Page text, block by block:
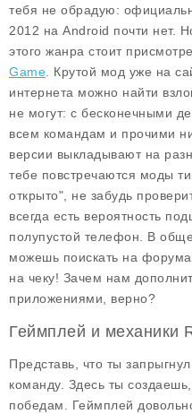
тебя не обрадую:
2012 на Android почти нет.
этого жанра стоит
Game . Крутой мод уже на
интернета можно найти
не могут: с бесконечными
всем командам и прочими
версии выкладывают на
тебе повстречаются моды
открыто", не забудь
всегда есть вероятность
полупустой телефон. В
можешь поискать на
на чеку! Зачем нам
приложениями, верно?
Геймплей и механики
Представь, что ты
команду. Здесь ты
победам. Геймплей